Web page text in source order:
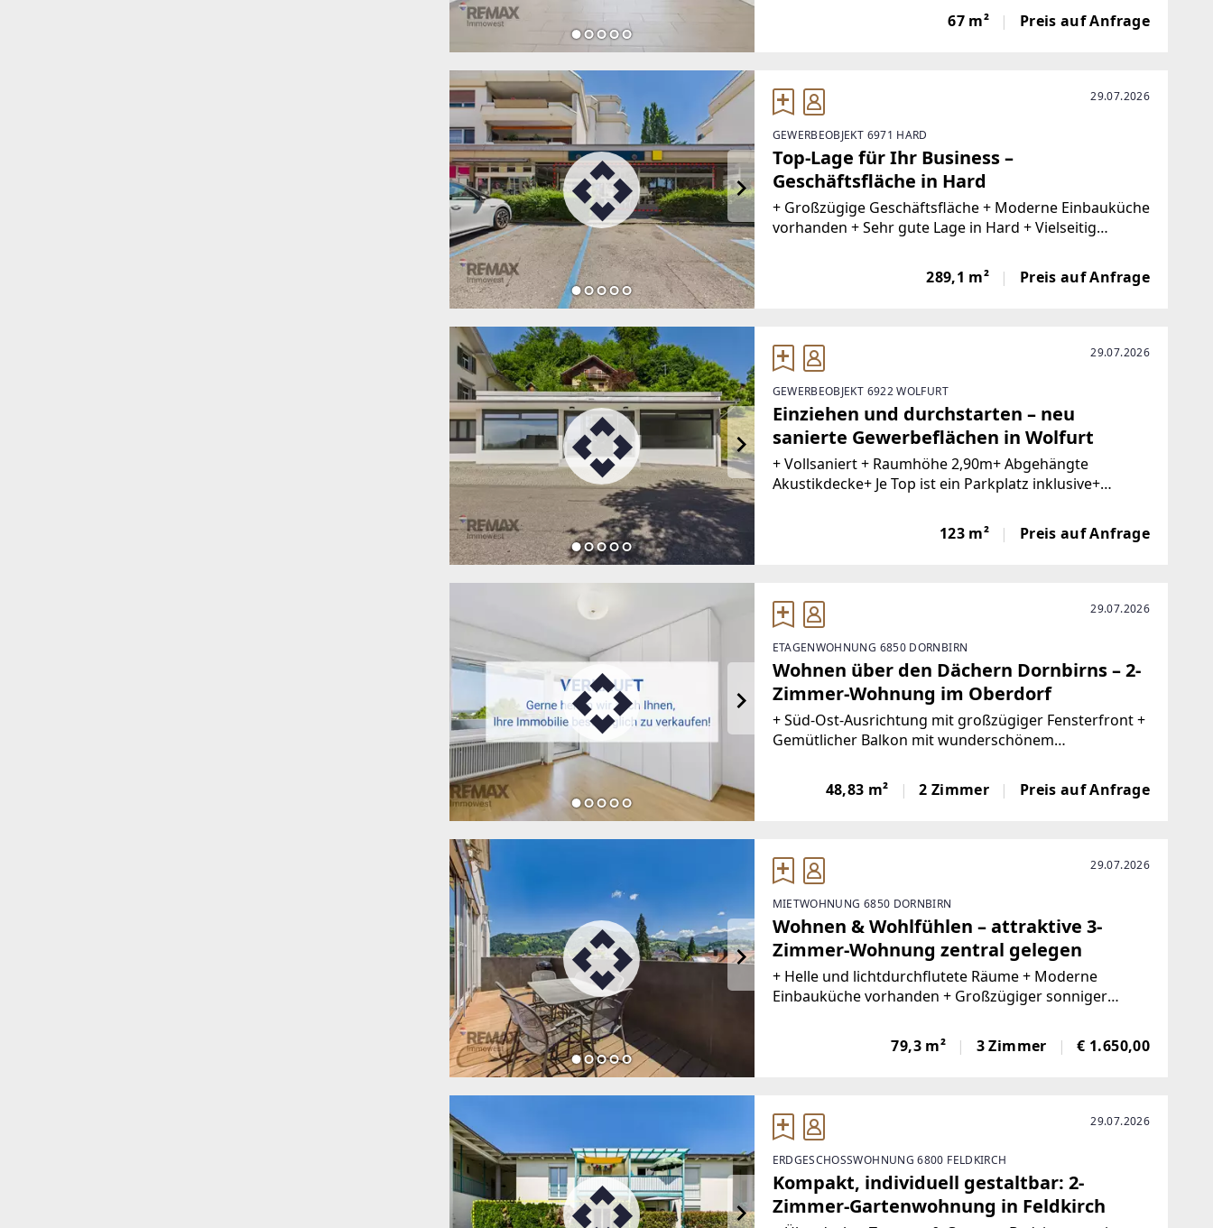
Be- und Entlüftung+ Innovatives Lichtkonzept+ WC mit
67 m² Preis auf Anfrage
29.07.2026
GEWERBEOBJEKT 6971 HARD
Top-Lage für Ihr Business –
Geschäftsfläche in Hard
+ Großzügige Geschäftsfläche + Moderne Einbauküche
vorhanden + Sehr gute Lage in Hard + Vielseitig
WC, Küche und Büro + Büro im EG+ Harder Gemeinde
mit Gastronomie, kleinen Läden
289,1 m² Preis auf Anfrage
29.07.2026
GEWERBEOBJEKT 6922 WOLFURT
Einziehen und durchstarten – neu
sanierte Gewerbeflächen in Wolfurt
+ Vollsaniert + Raumhöhe 2,90m+ Abgehängte
Akustikdecke+ Je Top ist ein Parkplatz inklusive+
Kontrollierte Be- und Entlüftung+ Innovatives
Lichtkonzept+ Gute ErreichbarkeitIn
123 m² Preis auf Anfrage
29.07.2026
ETAGENWOHNUNG 6850 DORNBIRN
Wohnen über den Dächern Dornbirns – 2-
Zimmer-Wohnung im Oberdorf
+ Süd-Ost-Ausrichtung mit großzügiger Fensterfront +
Gemütlicher Balkon mit wunderschönem
und Waschmaschinenanschluss+ Separate Küche+
Zentrale Lage mit kurzen Wegen zu allen
48,83 m² 2 Zimmer Preis auf Anfrage
29.07.2026
MIETWOHNUNG 6850 DORNBIRN
Wohnen & Wohlfühlen – attraktive 3-
Zimmer-Wohnung zentral gelegen
+ Helle und lichtdurchflutete Räume + Moderne
Einbauküche vorhanden + Großzügiger sonniger
wenigen Minuten in der Dornbirner Innenstadt +
Nahversorger und Dienstleister in der Nähe
79,3 m² 3 Zimmer € 1.650,00
29.07.2026
ERDGESCHOSSWOHNUNG 6800 FELDKIRCH
Kompakt, individuell gestaltbar: 2-
Zimmer-Gartenwohnung in Feldkirch